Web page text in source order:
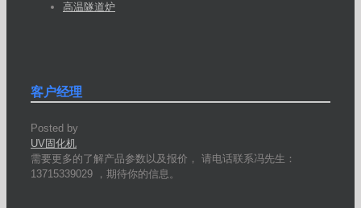
高温隧道炉
客户经理
Posted by
UV固化机
需要更多的了解产品参数以及报价， 请电话联系冯先生：
13715339029 ，期待你的信息。